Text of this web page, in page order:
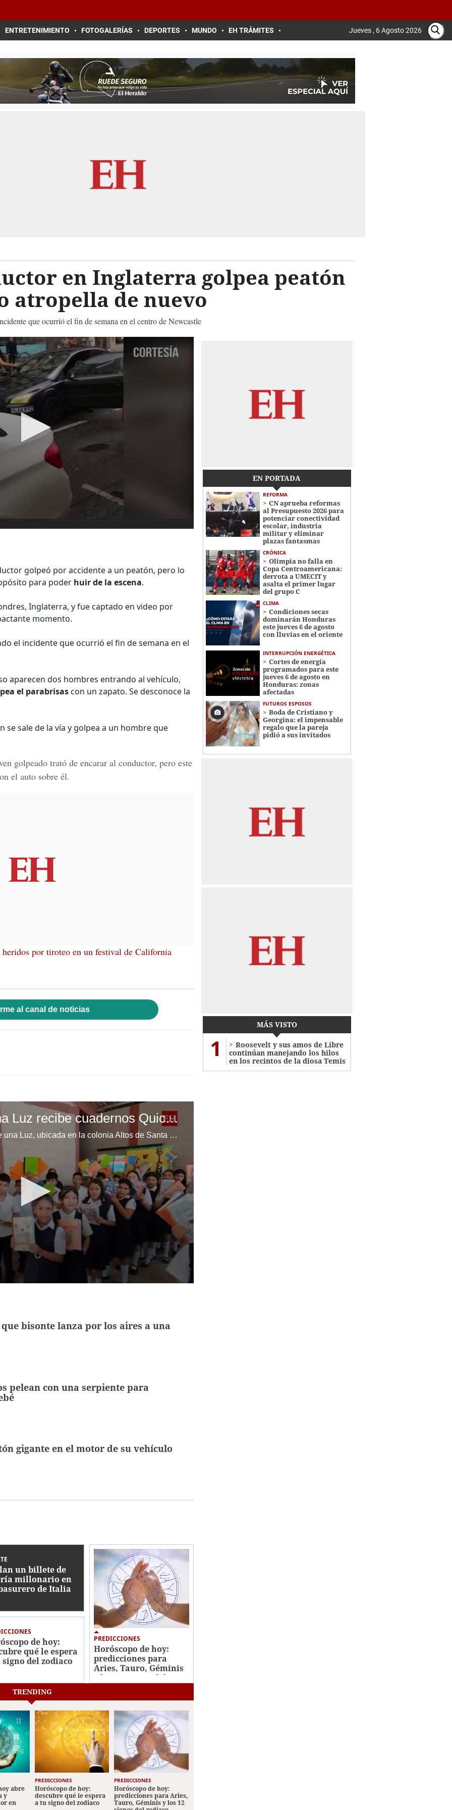
ENTRETENIMIENTO FOTOGALERÍAS DEPORTES MUNDO EH TRÁMITES Jueves , 6 Agosto 2026
en Inglaterra golpea peatón
atropella de nuevo
que ocurrió el fin de semana en el centro de Newcastle
golpeó por accidente a un peatón, pero lo
para poder huir de la escena.
Inglaterra, y fue captado en video por
momento.
el incidente que ocurrió el fin de semana en el
aparecen dos hombres entrando al vehículo,
el parabrisas con un zapato. Se desconoce la
se sale de la vía y golpea a un hombre que
golpeado trató de encarar al conductor, pero este
el auto sobre él.
por tiroteo en un festival de California
al canal de noticias
Escuela Enciende una Luz recibe cuadernos Quick, gracias a la Maratón del Saber
Los niños de la escuela Enciende una Luz, ubicada en la colonia Altos de Santa Rosa, al sur de Tegucigalpa, recibieron cuadernos Quick como parte de la Campaña Maratón del Saber.
bisonte lanza por los aires a una
pelean con una serpiente para
gigante en el motor de su vehículo
un billete de
millonario en
de Italia
de hoy:
qué le espera
signo del zodiaco
PREDICCIONES
Horóscopo de hoy:
predicciones para
Aries, Tauro, Géminis
y los 12 signos del
EN PORTADA
REFORMA
CN aprueba reformas
al Presupuesto 2026 para
potenciar conectividad
escolar, industria
militar y eliminar
plazas fantasmas
CRÓNICA
Olimpia no falla en
Copa Centroamericana:
derrota a UMECIT y
asalta el primer lugar
del grupo C
CLIMA
Condiciones secas
dominarán Honduras
este jueves 6 de agosto
con lluvias en el oriente
INTERRUPCIÓN ENERGÉTICA
Cortes de energía
programados para este
jueves 6 de agosto en
Honduras: zonas
afectadas
FUTUROS ESPOSOS
Boda de Cristiano y
Georgina: el impensable
regalo que la pareja
pidió a sus invitados
MÁS VISTO
1
Roosevelt y sus amos de Libre
continúan manejando los hilos
en los recintos de la diosa Temis
TRENDING
abre
y
en
PREDICCIONES
Horóscopo de hoy:
descubre qué le espera
a tu signo del zodiaco
PREDICCIONES
Horóscopo de hoy:
predicciones para Aries,
Tauro, Géminis y los 12